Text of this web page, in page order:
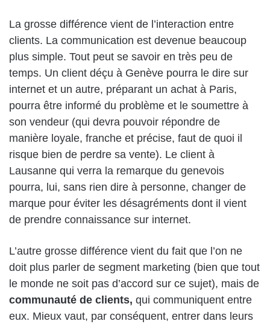
La grosse différence vient de l’interaction entre
clients. La communication est devenue beaucoup
plus simple. Tout peut se savoir en très peu de
temps. Un client déçu à Genève pourra le dire sur
internet et un autre, préparant un achat à Paris,
pourra être informé du problème et le soumettre à
son vendeur (qui devra pouvoir répondre de
manière loyale, franche et précise, faut de quoi il
risque bien de perdre sa vente). Le client à
Lausanne qui verra la remarque du genevois
pourra, lui, sans rien dire à personne, changer de
marque pour éviter les désagréments dont il vient
de prendre connaissance sur internet.
L’autre grosse différence vient du fait que l’on ne
doit plus parler de segment marketing (bien que tout
le monde ne soit pas d’accord sur ce sujet), mais de
communauté de clients, qui communiquent entre
eux. Mieux vaut, par conséquent, entrer dans leurs